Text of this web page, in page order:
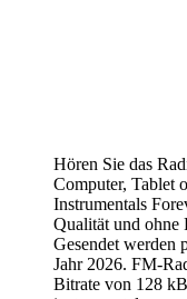
Hören Sie das
Computer, Tablet
Instrumentals
Qualität und ohne
Gesendet werden
Jahr 2026. FM-
Bitrate von 128